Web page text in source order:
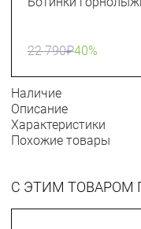
22 790₽40%
Наличие
Описание
Характеристики
Похожие товары
С ЭТИМ ТОВАРОМ